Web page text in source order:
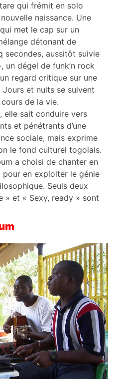
qui frémit en solo
naissance. Une
met le cap sur un
détonant de
secondes, aussitôt suivie
un dégel de funk’n rock
regard critique sur une
et nuits se suivent
de la vie.
elle sait conduire vers
et pénétrants d’une
sociale, mais exprime
le fond culturel togolais.
a choisi de chanter en
pour en exploiter le génie
Seuls deux
» et « Sexy, ready » sont